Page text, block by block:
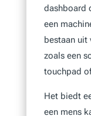
dashboard
een
bestaan uit
zoals een
touchpad
Het biedt
een mens